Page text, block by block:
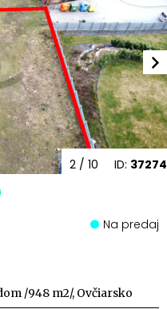
ID: 37274
2 / 10
Na predaj
/948 m2/, Ovčiarsko